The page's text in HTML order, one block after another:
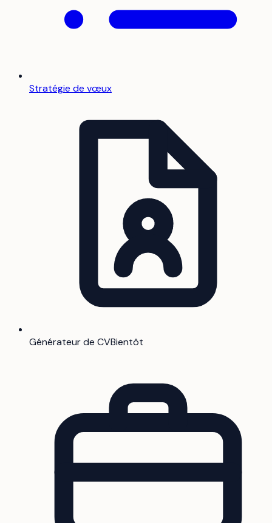
Stratégie de vœux
Générateur de CVBientôt